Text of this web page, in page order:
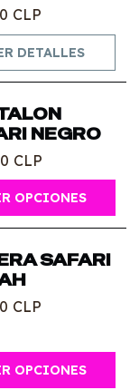
CLP
DETALLES
NEGRO
CLP
OPCIONES
SAFARI
CLP
OPCIONES